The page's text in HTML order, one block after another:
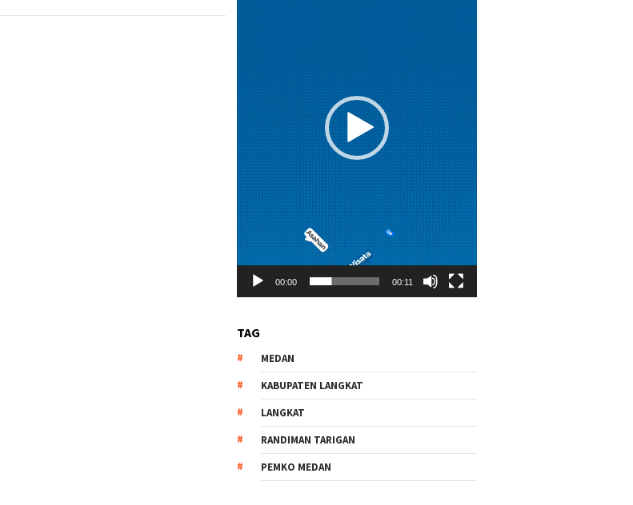
00:00 00:11
TAG
MEDAN
KABUPATEN LANGKAT
LANGKAT
RANDIMAN TARIGAN
PEMKO MEDAN